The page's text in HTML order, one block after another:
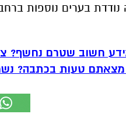
נודדת בערים נוספות
חשוב שטרם נחשף?
מצאתם טעות בכתבה?